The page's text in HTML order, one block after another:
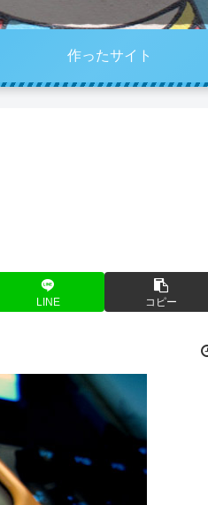
作ったサイト
LINE コピー